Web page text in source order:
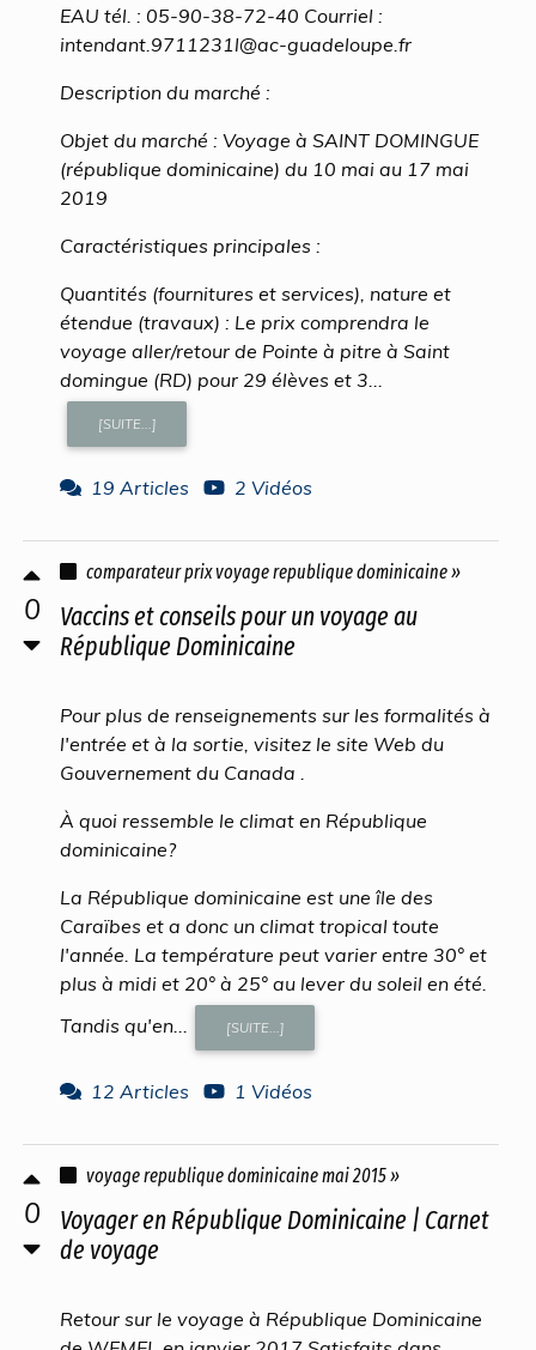
EAU tél. : 05-90-38-72-40 Courriel :
intendant.9711231l@ac-guadeloupe.fr
Description du marché :
Objet du marché : Voyage à SAINT DOMINGUE
(république dominicaine) du 10 mai au 17 mai
2019
Caractéristiques principales :
Quantités (fournitures et services), nature et
étendue (travaux) : Le prix comprendra le
voyage aller/retour de Pointe à pitre à Saint
domingue (RD) pour 29 élèves et 3...
[SUITE...]
19 Articles 2 Vidéos
0
comparateur prix voyage republique dominicaine »
Vaccins et conseils pour un voyage au
République Dominicaine
Pour plus de renseignements sur les formalités à
l'entrée et à la sortie, visitez le site Web du
Gouvernement du Canada .
À quoi ressemble le climat en République
dominicaine?
La République dominicaine est une île des
Caraïbes et a donc un climat tropical toute
l'année. La température peut varier entre 30° et
plus à midi et 20° à 25° au lever du soleil en été.
Tandis qu'en...
[SUITE...]
12 Articles 1 Vidéos
0
voyage republique dominicaine mai 2015 »
Voyager en République Dominicaine | Carnet
de voyage
Retour sur le voyage à République Dominicaine